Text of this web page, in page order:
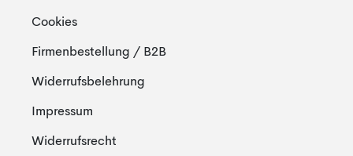
Cookies
Firmenbestellung / B2B
Widerrufsbelehrung
Impressum
Widerrufsrecht